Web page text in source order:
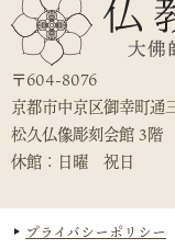
〒604-8076
京都市中京区御幸町通
松久仏像彫刻会館 3階
休館：日曜 祝日
プライバシーポリシー